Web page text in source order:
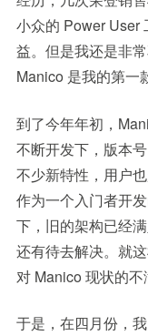
小众的 Power User
益。但是我还是非
Manico 是我的第一
到了今年年初，
不断开发下，版本
不少新特性，用户
作为一个入门者开
下，旧的架构已经
还有待去解决。就
对 Manico 现状的不
于是，在四月份，